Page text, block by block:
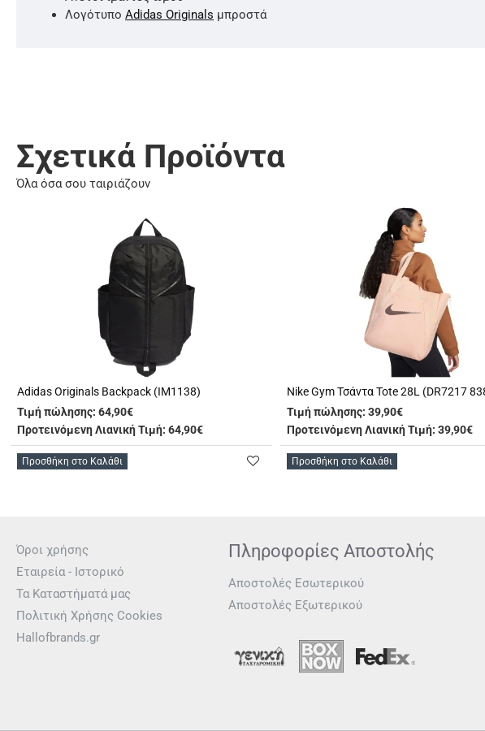
Λογότυπο Adidas Originals μπροστά
Σχετικά Προϊόντα
Όλα όσα σου ταιριάζουν
Adidas Originals Backpack (IM1138)
Τιμή πώλησης: 64,90€
Προτεινόμενη Λιανική Τιμή: 64,90€
Προσθήκη στο Καλάθι
Nike Gym Τσάντα Tote 28L (DR7217
Τιμή πώλησης: 39,90€
Προτεινόμενη Λιανική Τιμή: 39,90€
Προσθήκη στο Καλάθι
Όροι χρήσης
Εταιρεία - Ιστορικό
Τα Καταστήματά μας
Πολιτική Χρήσης Cookies
Hallofbrands.gr
Πληροφορίες Αποστολής
Αποστολές Εσωτερικού
Αποστολές Εξωτερικού